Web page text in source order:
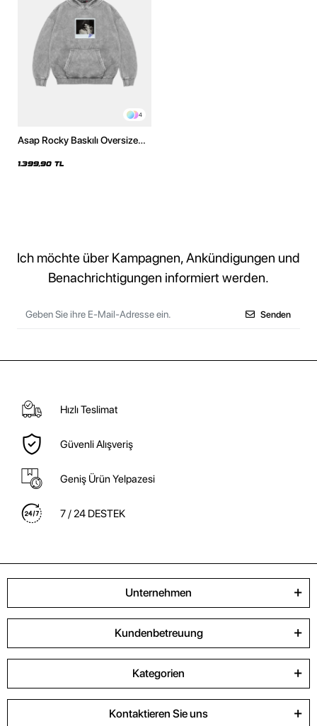
4
Asap Rocky Baskılı Oversize
Beyaz Hoodie
1.399,90 TL
Ich möchte über Kampagnen, Ankündigungen und
Benachrichtigungen informiert werden.
Senden
Hızlı Teslimat
Güvenli Alışveriş
Geniş Ürün Yelpazesi
7 / 24 DESTEK
Unternehmen
Kundenbetreuung
Kategorien
Kontaktieren Sie uns